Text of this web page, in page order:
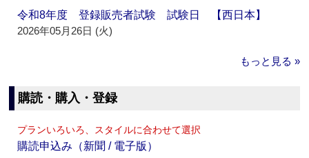
令和8年度 登録販売者試験 試験日 【西日本】
2026年05月26日 (火)
もっと見る »
購読・購入・登録
プランいろいろ、スタイルに合わせて選択
購読申込み（新聞 / 電子版）